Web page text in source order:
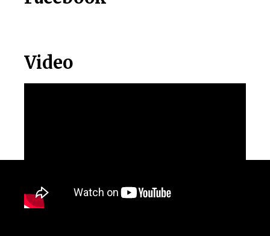
Video